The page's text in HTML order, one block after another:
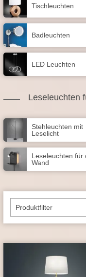
Tisch­leuchten
Badleuchten
LED Leuchten
Leseleuchten
Stehleuchten mit
Leselicht
Leseleuchten für
Wand
Produktfilter